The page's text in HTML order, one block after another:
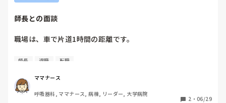
師長との面談
職場は、車で片道1時間の距離です。
私と同じように通勤距離に時間がかかる人は、たいてい通勤
私は、17年働いているし…今はフルタイムでも定時帰宅でき
ているのでまだ無理に転職はいいかなと思い今も勤務し続け
ています。
師長 退職 転職
ママナース
呼吸器科, ママナース, 病棟, リーダー, 大学病院
2 ・ 06/29